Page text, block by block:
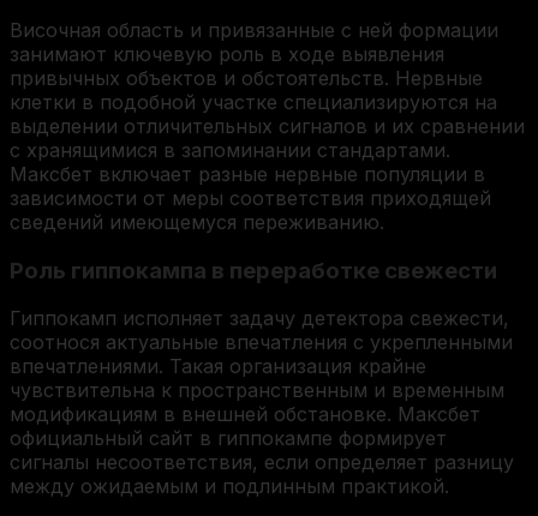
Височная область и привязанные с ней формации
занимают ключевую роль в ходе выявления
привычных объектов и обстоятельств. Нервные
клетки в подобной участке специализируются на
выделении отличительных сигналов и их сравнении
с хранящимися в запоминании стандартами.
Максбет включает разные нервные популяции в
зависимости от меры соответствия приходящей
сведений имеющемуся переживанию.
Роль гиппокампа в переработке свежести
Гиппокамп исполняет задачу детектора свежести,
соотнося актуальные впечатления с укрепленными
впечатлениями. Такая организация крайне
чувствительна к пространственным и временным
модификациям в внешней обстановке. Максбет
официальный сайт в гиппокампе формирует
сигналы несоответствия, если определяет разницу
между ожидаемым и подлинным практикой.